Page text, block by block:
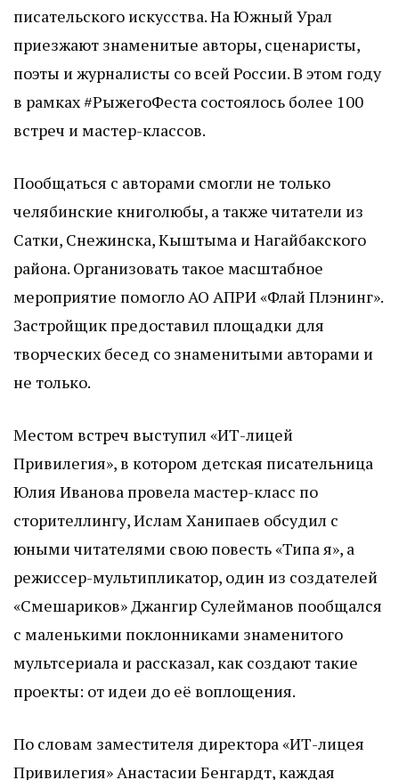
писательского искусства. На Южный Урал
приезжают знаменитые авторы, сценаристы,
поэты и журналисты со всей России. В этом году
в рамках #РыжегоФеста состоялось более 100
встреч и мастер-классов.
Пообщаться с авторами смогли не только
челябинские книголюбы, а также читатели из
Сатки, Снежинска, Кыштыма и Нагайбакского
района. Организовать такое масштабное
мероприятие помогло АО АПРИ «Флай Плэнинг».
Застройщик предоставил площадки для
творческих бесед со знаменитыми авторами и
не только.
Местом встреч выступил «ИТ-лицей
Привилегия», в котором детская писательница
Юлия Иванова провела мастер-класс по
сторителлингу, Ислам Ханипаев обсудил с
юными читателями свою повесть «Типа я», а
режиссер-мультипликатор, один из создателей
«Смешариков» Джангир Сулейманов пообщался
с маленькими поклонниками знаменитого
мультсериала и рассказал, как создают такие
проекты: от идеи до её воплощения.
По словам заместителя директора «ИТ-лицея
Привилегия» Анастасии Бенгардт, каждая